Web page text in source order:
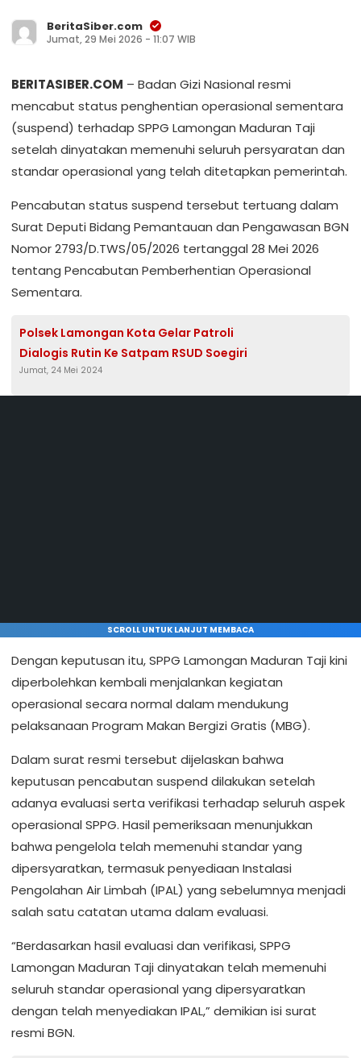
BeritaSiber.com
Jumat, 29 Mei 2026 - 11:07 WIB
BERITASIBER.COM – Badan Gizi Nasional resmi
mencabut status penghentian operasional sementara
(suspend) terhadap SPPG Lamongan Maduran Taji
setelah dinyatakan memenuhi seluruh persyaratan dan
standar operasional yang telah ditetapkan pemerintah.
Pencabutan status suspend tersebut tertuang dalam
Surat Deputi Bidang Pemantauan dan Pengawasan BGN
Nomor 2793/D.TWS/05/2026 tertanggal 28 Mei 2026
tentang Pencabutan Pemberhentian Operasional
Sementara.
Polsek Lamongan Kota Gelar Patroli
Dialogis Rutin Ke Satpam RSUD Soegiri
Jumat, 24 Mei 2024
SCROLL UNTUK LANJUT MEMBACA
Dengan keputusan itu, SPPG Lamongan Maduran Taji kini
diperbolehkan kembali menjalankan kegiatan
operasional secara normal dalam mendukung
pelaksanaan Program Makan Bergizi Gratis (MBG).
Dalam surat resmi tersebut dijelaskan bahwa
keputusan pencabutan suspend dilakukan setelah
adanya evaluasi serta verifikasi terhadap seluruh aspek
operasional SPPG. Hasil pemeriksaan menunjukkan
bahwa pengelola telah memenuhi standar yang
dipersyaratkan, termasuk penyediaan Instalasi
Pengolahan Air Limbah (IPAL) yang sebelumnya menjadi
salah satu catatan utama dalam evaluasi.
“Berdasarkan hasil evaluasi dan verifikasi, SPPG
Lamongan Maduran Taji dinyatakan telah memenuhi
seluruh standar operasional yang dipersyaratkan
dengan telah menyediakan IPAL,” demikian isi surat
resmi BGN.